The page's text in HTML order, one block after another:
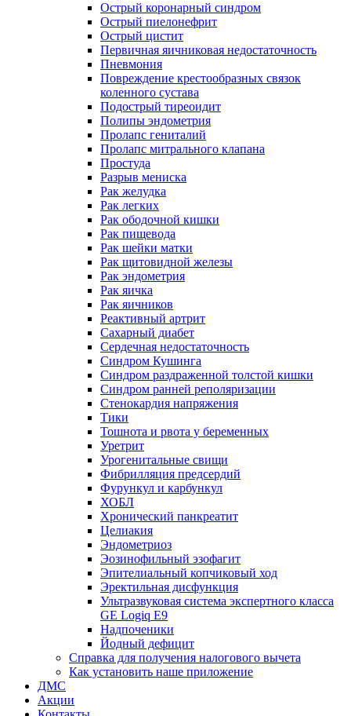
Острый коронарный синдром
Острый пиелонефрит
Острый цистит
Первичная яичниковая недостаточность
Пневмония
Повреждение крестообразных связок
коленного сустава
Подострый тиреоидит
Полипы эндометрия
Пролапс гениталий
Пролапс митрального клапана
Простуда
Разрыв мениска
Рак желудка
Рак легких
Рак ободочной кишки
Рак пищевода
Рак шейки матки
Рак щитовидной железы
Рак эндометрия
Рак яичка
Рак яичников
Реактивный артрит
Сахарный диабет
Сердечная недостаточность
Синдром Кушинга
Синдром раздраженной толстой кишки
Синдром ранней реполяризации
Стенокардия напряжения
Тики
Тошнота и рвота у беременных
Уретрит
Урогенитальные свищи
Фибрилляция предсердий
Фурункул и карбункул
ХОБЛ
Хронический панкреатит
Целиакия
Эндометриоз
Эозинофильный эзофагит
Эпителиальный копчиковый ход
Эректильная дисфункция
Ультразвуковая система экспертного класса
GE Logiq E9
Надпоченики
Йодный дефицит
Справка для получения налогового вычета
Как установить наше приложение
ДМС
Акции